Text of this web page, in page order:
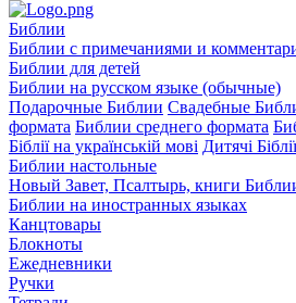
Библии
Библии с примечаниями и
Библии для детей
Библии на русском языке (обычные)
Подарочные Библии Свадебные
формата Библии среднего формата
Біблії на українській мові Дитячі Біблії
Библии настольные
Новый Завет, Псалтырь, книги
Библии на иностранных языках
Канцтовары
Блокноты
Ежедневники
Ручки